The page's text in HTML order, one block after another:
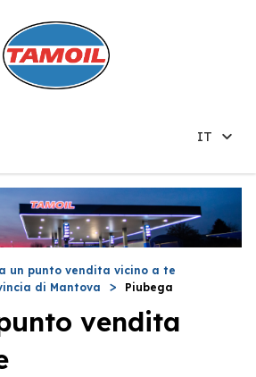
IT
un punto vendita vicino a te
di Mantova Piubega
vendita